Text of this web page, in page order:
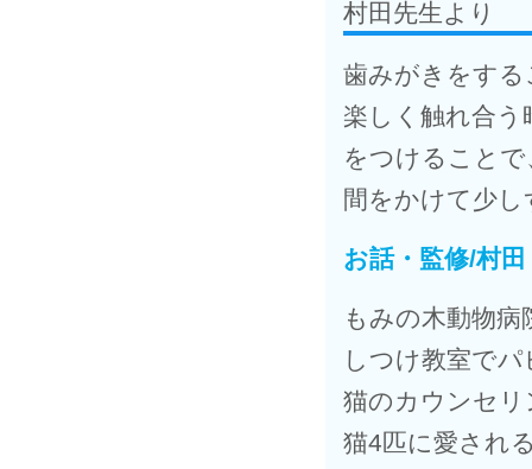
村田先生より
歯みがきをす
楽しく触れ合
をつけること
間をかけて少
お話・監修/村
もみの木動物病
しつけ教室で
猫のカウンセ
猫4匹に愛され